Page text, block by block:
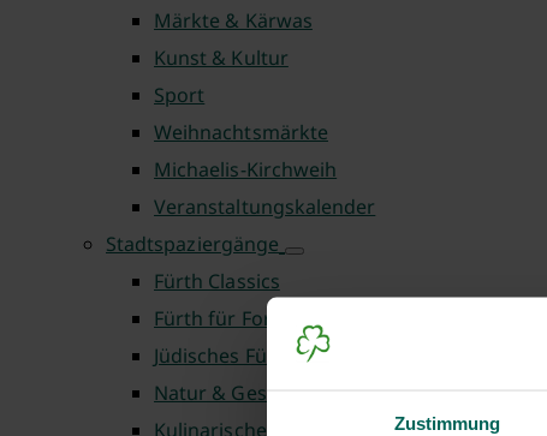
Zustimmung
Märkte & Kärwas
Kunst & Kultur
Sport
Weihnachtsmärkte
Michaelis-Kirchweih
Veranstaltungskalender
Stadtspaziergänge
Fürth Classics
Fürth für Fortgeschrittene
Jüdisches Fürth
Natur & Geschichte
Kulinarische Touren